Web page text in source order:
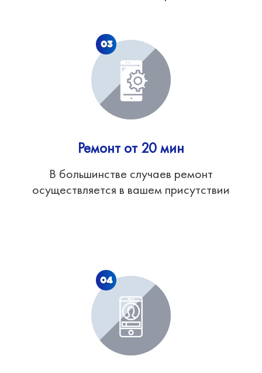
03
Ремонт от 20 мин
В большинстве случаев ремонт
осуществляется в вашем присутствии
04